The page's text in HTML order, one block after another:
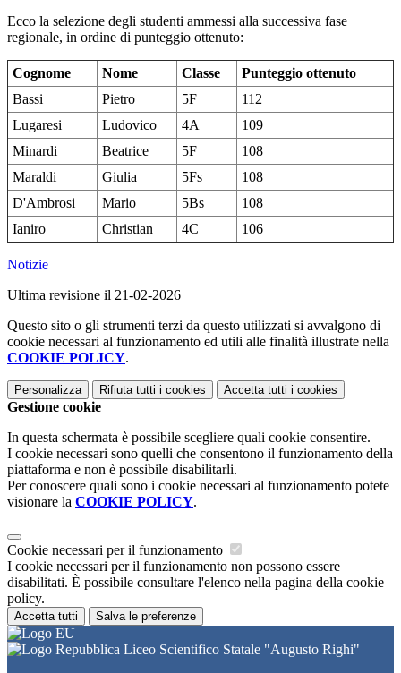
Ecco la selezione degli studenti ammessi alla successiva fase
regionale, in ordine di punteggio ottenuto:
Cognome Nome Classe
Punteggio ottenuto
Bassi
Pietro 5F
112
Lugaresi
Ludovico 4A
109
Minardi
Beatrice 5F
108
Maraldi
Giulia 5Fs
108
D'Ambrosi
Mario 5Bs
108
Ianiro
Christian 4C 106
Notizie
Ultima revisione il 21-02-2026
Questo sito o gli strumenti terzi da questo utilizzati si avvalgono di
cookie necessari al funzionamento ed utili alle finalità illustrate nella
COOKIE POLICY.
Personalizza Rifiuta tutti i cookies Accetta tutti i cookies
Gestione cookie
In questa schermata è possibile scegliere quali cookie consentire.
I cookie necessari sono quelli che consentono il funzionamento della
piattaforma e non è possibile disabilitarli.
Per conoscere quali sono i cookie necessari al funzionamento potete
visionare la COOKIE POLICY.
Cookie necessari per il funzionamento
I cookie necessari per il funzionamento non possono essere
disabilitati. È possibile consultare l'elenco nella pagina della cookie
policy.
Accetta tutti Salva le preferenze
Liceo Scientifico Statale "Augusto Righi"